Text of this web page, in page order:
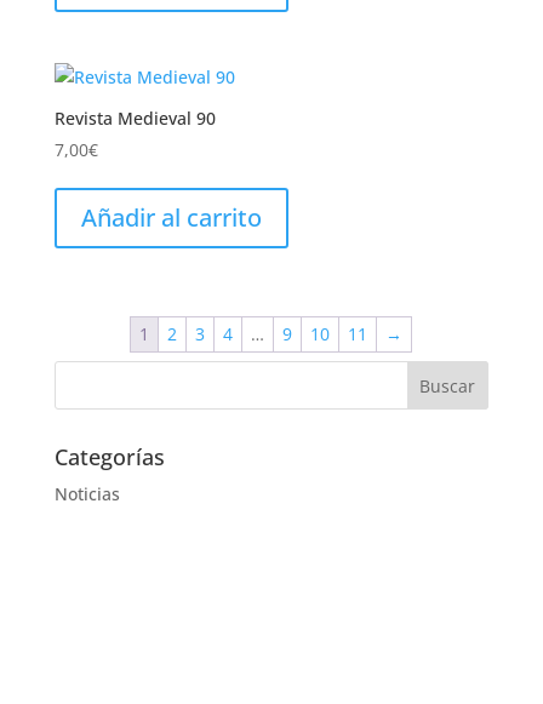
Revista Medieval 90
7,00€
Añadir al carrito
1 2 3 4 … 9 10 11 →
Categorías
Noticias